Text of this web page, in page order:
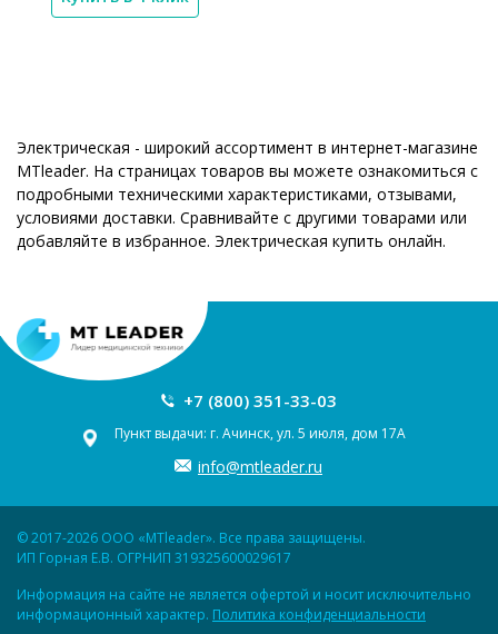
Электрическая - широкий ассортимент в интернет-магазине
MTleader. На страницах товаров вы можете ознакомиться с
подробными техническими характеристиками, отзывами,
условиями доставки. Сравнивайте с другими товарами или
добавляйте в избранное. Электрическая купить онлайн.
+7 (800) 351-33-03
Пункт выдачи: г. Ачинск, ул. 5 июля, дом 17А
info@mtleader.ru
© 2017-2026 ООО «MTleader». Все права защищены.
ИП Горная Е.В. ОГРНИП 319325600029617
Информация на сайте не является офертой и носит исключительно
информационный характер. Политика конфиденциальности